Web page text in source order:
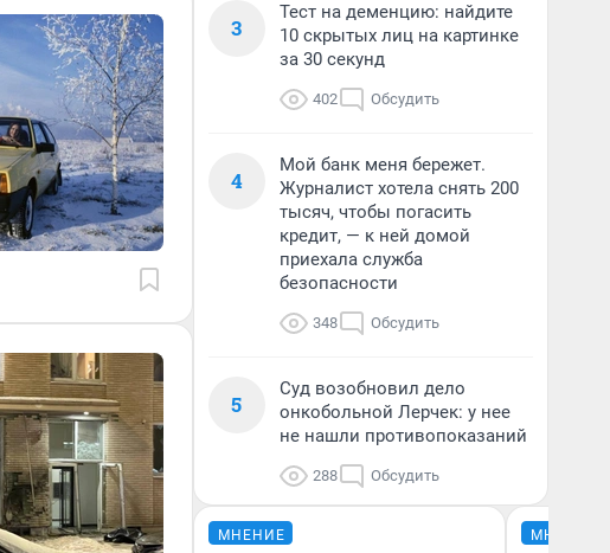
3
Тест на деменцию: найдите
10 скрытых лиц на картинке
за 30 секунд
402 Обсудить
4
Мой банк меня бережет.
Журналист хотела снять 200
тысяч, чтобы погасить
кредит, — к ней домой
приехала служба
безопасности
348 Обсудить
5
Суд возобновил дело
онкобольной Лерчек: у нее
не нашли противопоказаний
288 Обсудить
МНЕНИЕ МНЕНИЕ